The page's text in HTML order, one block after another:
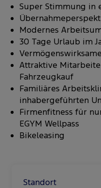
Super Stimmung in
Modernes
30 Tage Urlaub im
Attraktive
Fahrzeugkauf
Familiäres
inhabergeführten
Firmenfitness für
EGYM Wellpass
Bikeleasing
Standort